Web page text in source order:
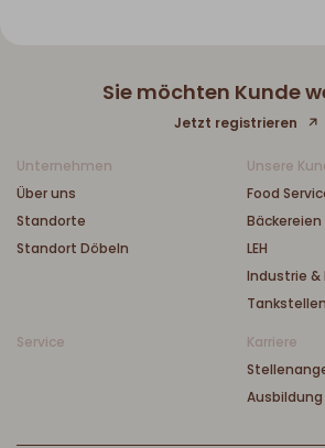
Sie möchten Kunde
Jetzt registrieren
Unternehmen
Über uns
Standorte
Standort Döbeln
Unsere
Food
Bäckereien
LEH
Industrie &
Tankstellen
Service
Karriere
Ausbildung